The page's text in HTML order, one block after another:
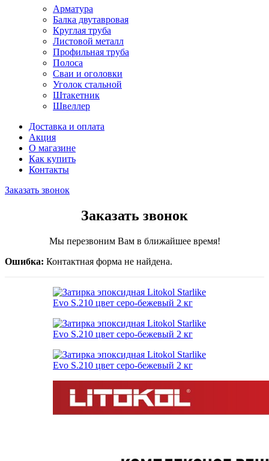
Арматура
Балка двутавровая
Круглая труба
Листовой металл
Профильная труба
Полоса
Сваи и оголовки
Уголок стальной
Штакетник
Швеллер
Доставка и оплата
Акция
О магазине
Как купить
Контакты
Заказать звонок
Заказать звонок
Мы перезвоним Вам в ближайшее время!
Ошибка: Контактная форма не найдена.